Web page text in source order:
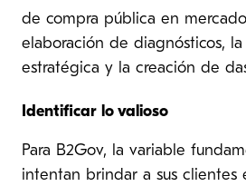
de compra pública en
elaboración de diagnósticos,
estratégica y la creación de
Identificar lo valioso
Para B2Gov, la variable
intentan brindar a sus clientes